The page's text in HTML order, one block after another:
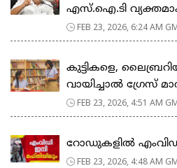
എസ്.ഐ.ടി
FEB 23, 2026, 6:24 AM
കുട്ടികളെ,
വായിച്ചാല്‍ ഗ്രേസ്
FEB 23, 2026, 4:51 AM
റോഡുകളില്‍
FEB 23, 2026, 4:48 AM